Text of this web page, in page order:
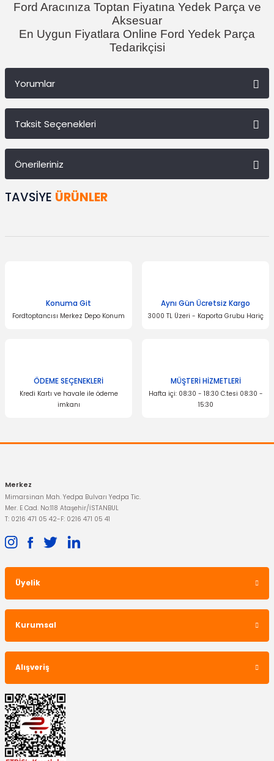
Ford Aracınıza Toptan Fiyatına Yedek Parça ve
Aksesuar
En Uygun Fiyatlara Online Ford Yedek Parça
Tedarikçisi
Yorumlar
Taksit Seçenekleri
Önerileriniz
Bu ürünün fiyat bilgisi, resim, ürün açıklamalarında ve diğer
Ürün fiyatı diğer sitelerden daha pahalı.
TAVSİYE ÜRÜNLER
1.966,42 TL
Konuma Git
Fordtoptancısı Merkez Depo Konum
Aynı Gün Ücretsiz Kargo
3000 TL Üzeri - Kaporta Grubu Hariç
ÖDEME SEÇENEKLERİ
Kredi Kartı ve havale ile ödeme
imkanı
MÜŞTERİ HİZMETLERİ
Hafta içi: 08:30 - 18:30 C.tesi 08:30 -
15:30
Merkez
Mimarsinan Mah. Yedpa Bulvarı Yedpa Tic.
Mer. E Cad. No:118 Ataşehir/İSTANBUL
T: 0216 471 05 42-F: 0216 471 05 41
Üyelik
Kurumsal
Alışveriş